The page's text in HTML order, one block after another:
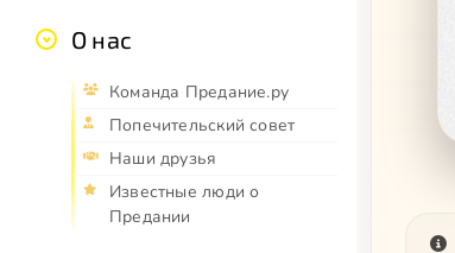
О нас
Команда Предание.ру
Попечительский совет
Наши друзья
Известные люди о
Предании